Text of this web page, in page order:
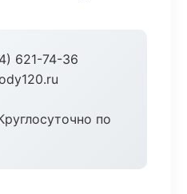
621-74-36
по